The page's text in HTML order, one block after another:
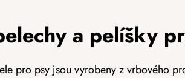
a pelíšky
pro psy jsou vyrobeny z vrbového